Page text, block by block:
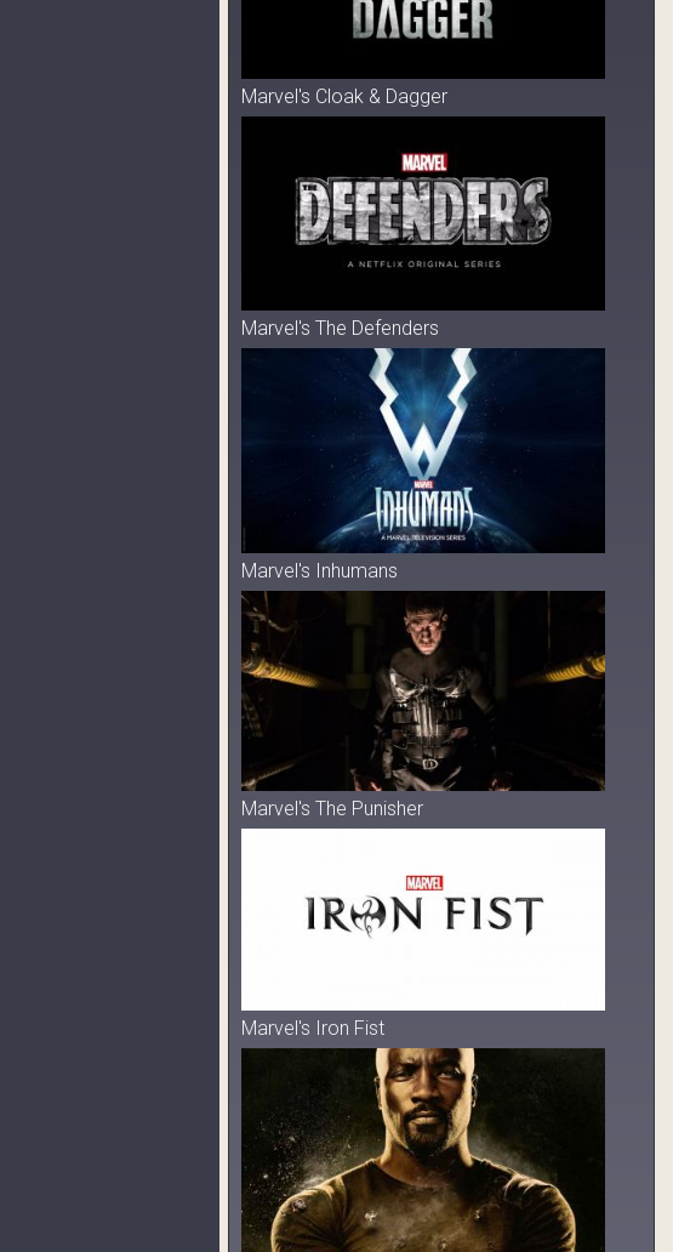
Marvel's Cloak & Dagger
Marvel's The Defenders
Marvel's Inhumans
Marvel's The Punisher
Marvel's Iron Fist